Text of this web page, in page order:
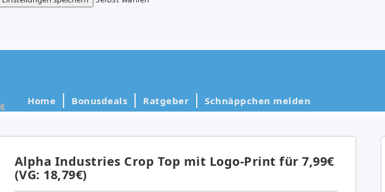
Home Bonusdeals Ratgeber Schnäppchen melden
Alpha Industries Crop Top mit Logo-Print für 7,99€
(VG: 18,79€)